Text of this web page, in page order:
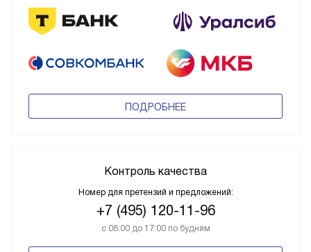
ПОДРОБНЕЕ
Контроль качества
Номер для претензий и предложений:
+7 (495) 120-11-96
с 08:00 до 17:00 по будням